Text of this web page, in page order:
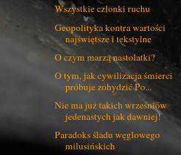
Wszystkie członki ruchu
Geopolityka kontra wartości
najświętsze i tekstylne
O czym marzą nastolatki?
O tym, jak cywilizacja śmierci
próbuje zohydzić Po...
Nie ma już takich wrześniów
jedenastych jak dawniej!
Paradoks śladu węglowego
milusińskich